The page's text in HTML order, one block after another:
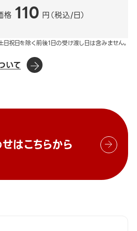
格 110 円（税込/日）
祝日を除く前後1日の受け渡し日は含みません。
いて
はこちらから